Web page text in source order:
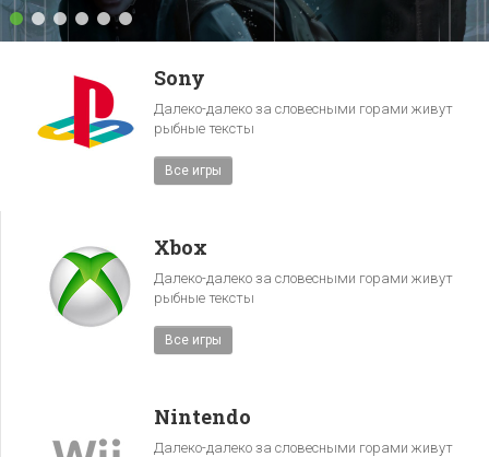
Sony
Далеко-далеко за словесными горами живут
рыбные тексты
Все игры
Xbox
Далеко-далеко за словесными горами живут
рыбные тексты
Все игры
Nintendo
Далеко-далеко за словесными горами живут